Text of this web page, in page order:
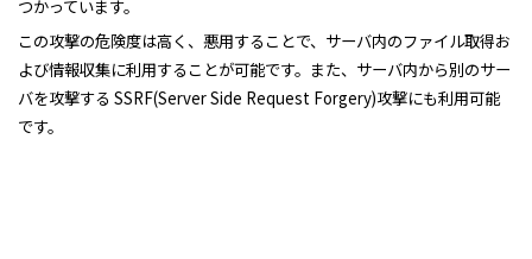
つかっています。
この攻撃の危険度は高く、悪用することで、サーバ内のファイル取得お
よび情報収集に利用することが可能です。また、サーバ内から別のサー
バを攻撃する SSRF(Server Side Request Forgery)攻撃にも利用可能
です。